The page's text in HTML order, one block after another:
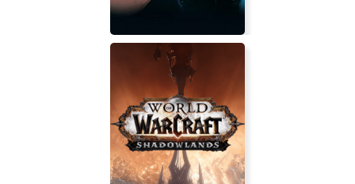
Thief of Thieves: Season One